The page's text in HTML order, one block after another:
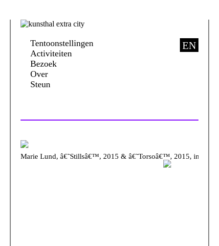
Tentoonstellingen
Activiteiten
Bezoek
Over
Steun
EN
Marie Lund, â€˜Stillsâ€™, 2015 & â€˜Torsoâ€™, 2015, in